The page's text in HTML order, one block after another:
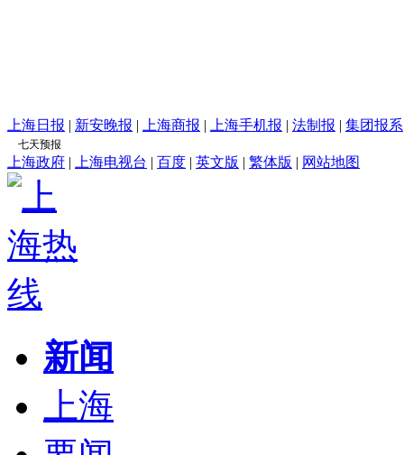
上海日报 | 新安晚报 | 上海商报 | 上海手机报 | 法制报 | 集团报系
上海政府 | 上海电视台 | 百度 | 英文版 | 繁体版 | 网站地图
新闻
上海